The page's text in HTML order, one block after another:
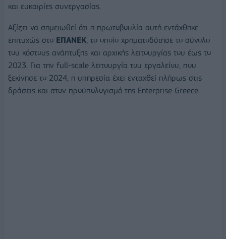
και ευκαιρίες συνεργασίας.
Αξίζει να σημειωθεί ότι η πρωτοβουλία αυτή εντάχθηκε
επιτυχώς στο ΕΠΑΝΕΚ, το οποίο χρηματοδότησε το σύνολο
του κόστους ανάπτυξης και αρχικής λειτουργίας του έως το
2023. Για την full-scale λειτουργία του εργαλείου, που
ξεκίνησε το 2024, η υπηρεσία έχει ενταχθεί πλήρως στις
δράσεις και στον προϋπολογισμό της Enterprise Greece.